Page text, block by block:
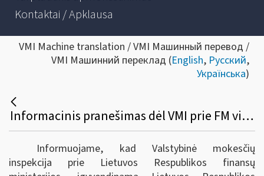
Kontaktai / Apklausa
VMI Machine translation / VMI Машинный перевод /
VMI Машинний переклад (English, Русский,
Українська)
Informacinis pranešimas dėl VMI prie FM viršininko 2023 m. balandžio 25 d. įsakymo Nr. VA-29 „Dėl apibendrintų mokesčių įstatymų paaiškinimų projektų rengimo, derinimo, konsultavimosi su visuomene ir skelbimo taisyklių patvirtinimo“
Informuojame, kad Valstybinė mokesčių
inspekcija prie Lietuvos Respublikos finansų